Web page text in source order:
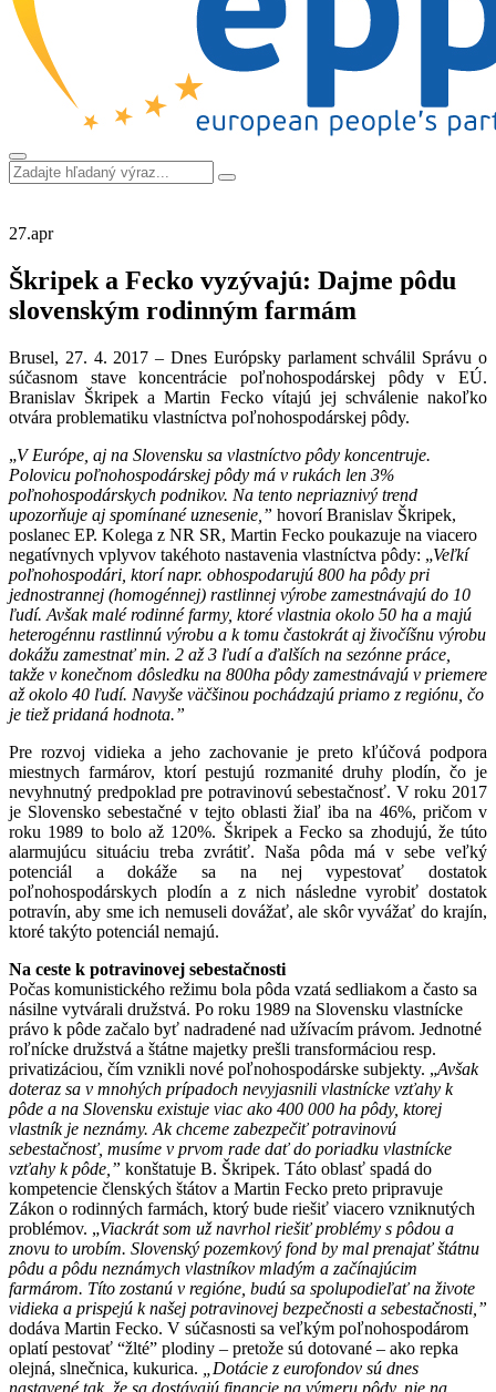
27.apr
Škripek a Fecko vyzývajú: Dajme pôdu
slovenským rodinným farmám
Brusel, 27. 4. 2017 – Dnes Európsky parlament schválil Správu o
súčasnom stave koncentrácie poľnohospodárskej pôdy v EÚ.
Branislav Škripek a Martin Fecko vítajú jej schválenie nakoľko
otvára problematiku vlastníctva poľnohospodárskej pôdy.
„V Európe, aj na Slovensku sa vlastníctvo pôdy koncentruje.
Polovicu poľnohospodárskej pôdy má v rukách len 3%
poľnohospodárskych podnikov. Na tento nepriaznivý trend
upozorňuje aj spomínané uznesenie,” hovorí Branislav Škripek,
poslanec EP. Kolega z NR SR, Martin Fecko poukazuje na viacero
negatívnych vplyvov takéhoto nastavenia vlastníctva pôdy: „Veľkí
poľnohospodári, ktorí napr. obhospodarujú 800 ha pôdy pri
jednostrannej (homogénnej) rastlinnej výrobe zamestnávajú do 10
ľudí. Avšak malé rodinné farmy, ktoré vlastnia okolo 50 ha a majú
heterogénnu rastlinnú výrobu a k tomu častokrát aj živočíšnu výrobu
dokážu zamestnať min. 2 až 3 ľudí a ďalších na sezónne práce,
takže v konečnom dôsledku na 800ha pôdy zamestnávajú v priemere
až okolo 40 ľudí. Navyše väčšinou pochádzajú priamo z regiónu, čo
je tiež pridaná hodnota.”
Pre rozvoj vidieka a jeho zachovanie je preto kľúčová podpora
miestnych farmárov, ktorí pestujú rozmanité druhy plodín, čo je
nevyhnutný predpoklad pre potravinovú sebestačnosť. V roku 2017
je Slovensko sebestačné v tejto oblasti žiaľ iba na 46%, pričom v
roku 1989 to bolo až 120%. Škripek a Fecko sa zhodujú, že túto
alarmujúcu situáciu treba zvrátiť. Naša pôda má v sebe veľký
potenciál a dokáže sa na nej vypestovať dostatok
poľnohospodárskych plodín a z nich následne vyrobiť dostatok
potravín, aby sme ich nemuseli dovážať, ale skôr vyvážať do krajín,
ktoré takýto potenciál nemajú.
Na ceste k potravinovej sebestačnosti
Počas komunistického režimu bola pôda vzatá sedliakom a často sa
násilne vytvárali družstvá. Po roku 1989 na Slovensku vlastnícke
právo k pôde začalo byť nadradené nad užívacím právom. Jednotné
roľnícke družstvá a štátne majetky prešli transformáciou resp.
privatizáciou, čím vznikli nové poľnohospodárske subjekty. „Avšak
doteraz sa v mnohých prípadoch nevyjasnili vlastnícke vzťahy k
pôde a na Slovensku existuje viac ako 400 000 ha pôdy, ktorej
vlastník je neznámy. Ak chceme zabezpečiť potravinovú
sebestačnosť, musíme v prvom rade dať do poriadku vlastnícke
vzťahy k pôde,” konštatuje B. Škripek. Táto oblasť spadá do
kompetencie členských štátov a Martin Fecko preto pripravuje
Zákon o rodinných farmách, ktorý bude riešiť viacero vzniknutých
problémov. „Viackrát som už navrhol riešiť problémy s pôdou a
znovu to urobím. Slovenský pozemkový fond by mal prenajať štátnu
pôdu a pôdu neznámych vlastníkov mladým a začínajúcim
farmárom. Títo zostanú v regióne, budú sa spolupodieľať na živote
vidieka a prispejú k našej potravinovej bezpečnosti a sebestačnosti,”
dodáva Martin Fecko. V súčasnosti sa veľkým poľnohospodárom
oplatí pestovať “žlté” plodiny – pretože sú dotované – ako repka
olejná, slnečnica, kukurica.
„Dotácie z eurofondov sú dnes
nastavené tak, že sa dostávajú financie na výmeru pôdy, nie na